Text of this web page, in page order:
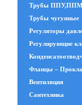
Трубы
Трубы чугунные
Регуляторы
Регулирующие
Фланцы –
Вентиляция
Сантехника